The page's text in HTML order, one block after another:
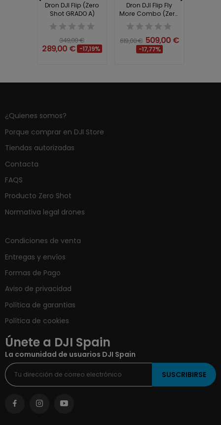
Dron DJI Flip (Zero
Shot GRADO A)
349,00 €
289,00 € -17,19%
Dron DJI Flip Fly
More Combo (Zero
Shot GRADO A)
619,00 € 509,00 €
-17,77%
¿Quienes somos?
Porque comprar en DJI Store
Tiendas autorizadas
Contacta
FAQS
Producto Zero Shot
Normativa legal drones
Condiciones de venta
Entregas y envíos
Formas de Pago
Aviso de privacidad
Política de garantias
Política de cookies
Únete a DJI Spain
La comunidad de usuarios DJI Spain
SUSCRIBIRSE